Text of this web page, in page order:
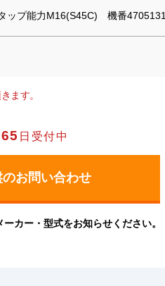
プ能力M16(S45C) 機番4705131
ます。
日受付中
カー・型式をお知らせください。